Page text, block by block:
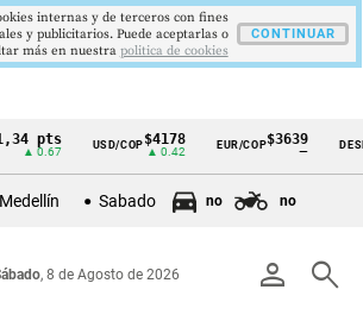
USD/COP$4178
▲ 0.42
EUR/COP$3639
—
Sabado no no
person search
, 8 de Agosto de 2026
internas y de terceros con fines
y publicitarios. Puede aceptarlas o
más en nuestra politica de cookies
CONTINUAR